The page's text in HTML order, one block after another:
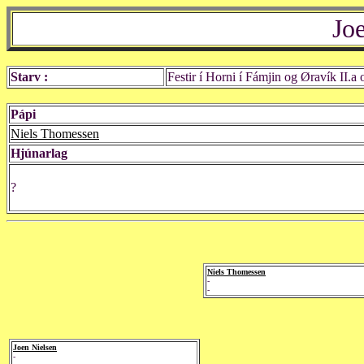
Starv : Festir í Horni í Fámjin og Øravík II.a
Pápi
Niels Thomessen
Hjúnarlag
?
Joen Nielsen
-
Niels Thomessen
-
-